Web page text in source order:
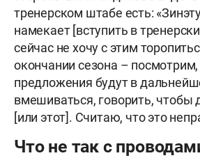
тренерском штабе есть:
намекает [вступить в
сейчас не хочу с этим
окончании сезона –
предложения будут в
вмешиваться, говорить, чтобы
[или этот]. Считаю, что это
Что не так с